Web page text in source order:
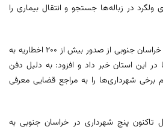
در زباله‌ها جستجو و انتقال بیماری را
مدیرکل حفاظت محیط زیست خراسان جنوبی از صدور بیش از ۲۰۰ اخطاریه به
در این استان خبر داد و افزود: به دلیل دفن
برخی شهرداری‌ها را به مراجع قضایی معرفی
تاکنون پنج شهرداری در خراسان جنوبی به